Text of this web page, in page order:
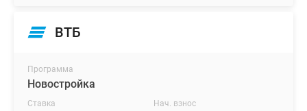
ВТБ
Программа
Новостройка
Ставка Нач. взнос